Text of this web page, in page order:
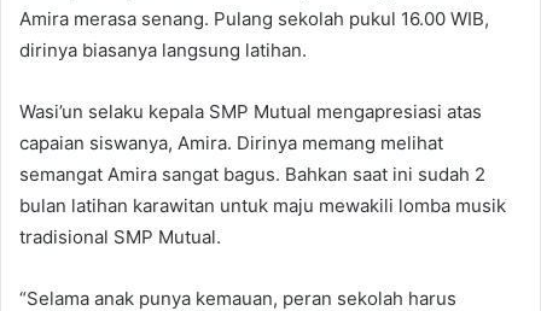
Amira merasa senang. Pulang sekolah pukul 16.00 WIB,
dirinya biasanya langsung latihan.
Wasi’un selaku kepala SMP Mutual mengapresiasi atas
capaian siswanya, Amira. Dirinya memang melihat
semangat Amira sangat bagus. Bahkan saat ini sudah 2
bulan latihan karawitan untuk maju mewakili lomba musik
tradisional SMP Mutual.
“Selama anak punya kemauan, peran sekolah harus